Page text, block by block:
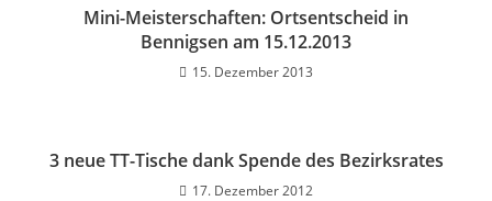
Mini-Meisterschaften: Ortsentscheid in
Bennigsen am 15.12.2013
15. Dezember 2013
3 neue TT-Tische dank Spende des Bezirksrates
17. Dezember 2012